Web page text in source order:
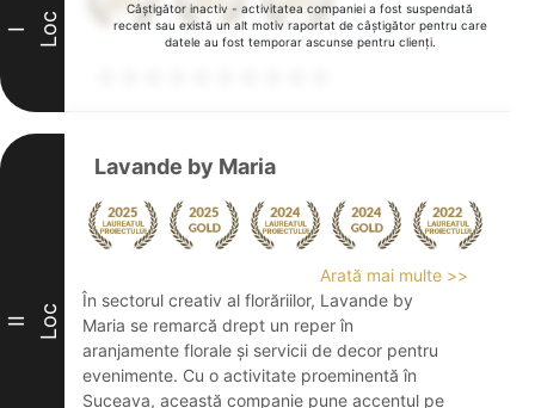
Câștigător inactiv - activitatea companiei a fost suspendată
recent sau există un alt motiv raportat de câștigător pentru care
datele au fost temporar ascunse pentru clienți.
I Loc
II Loc
Lavande by Maria
Arată mai multe >>
În sectorul creativ al florăriilor, Lavande by
Maria se remarcă drept un reper în
aranjamente florale și servicii de decor pentru
evenimente. Cu o activitate proeminentă în
Suceava, această companie pune accentul pe